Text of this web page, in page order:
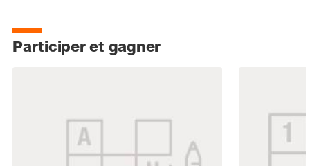
Participer et gagner